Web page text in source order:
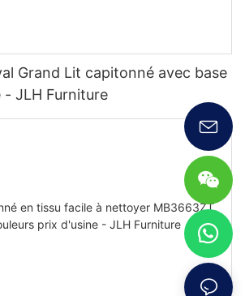
Grand Lit capitonné avec base
- JLH Furniture